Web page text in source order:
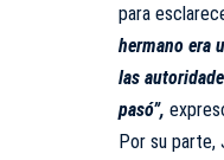
para
hermano era
las
pasó”,
Por su parte,